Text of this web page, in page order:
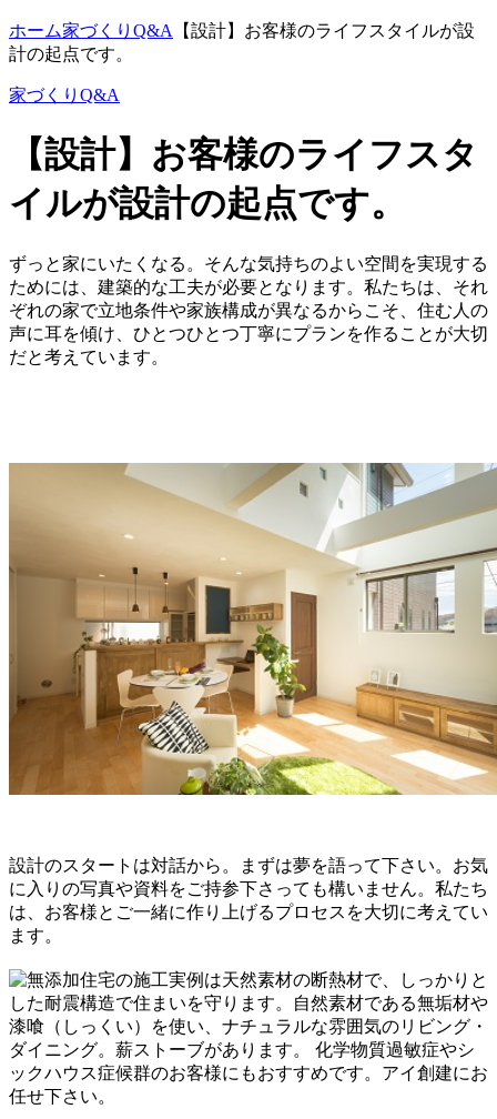
ホーム家づくりQ&A
【設計】お客様のライフスタイルが設
計の起点です。
家づくりQ&A
【設計】お客様のライフスタ
イルが設計の起点です。
ずっと家にいたくなる。そんな気持ちのよい空間を実現する
ためには、建築的な工夫が必要となります。私たちは、それ
ぞれの家で立地条件や家族構成が異なるからこそ、住む人の
声に耳を傾け、ひとつひとつ丁寧にプランを作ることが大切
だと考えています。
設計のスタートは対話から。まずは夢を語って下さい。お気
に入りの写真や資料をご持参下さっても構いません。私たち
は、お客様とご一緒に作り上げるプロセスを大切に考えてい
ます。